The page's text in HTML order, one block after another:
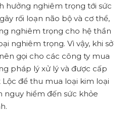
hưởng nghiêm trọng tới sức
rối loạn não bộ và cơ thể,
nghiêm trọng cho hệ thần
nghiêm trọng. Vì vậy, khi sở
gọi cho các công ty mua
pháp lý xử lý và được cấp
để thu mua loại kim loại
nguy hiểm đến sức khỏe